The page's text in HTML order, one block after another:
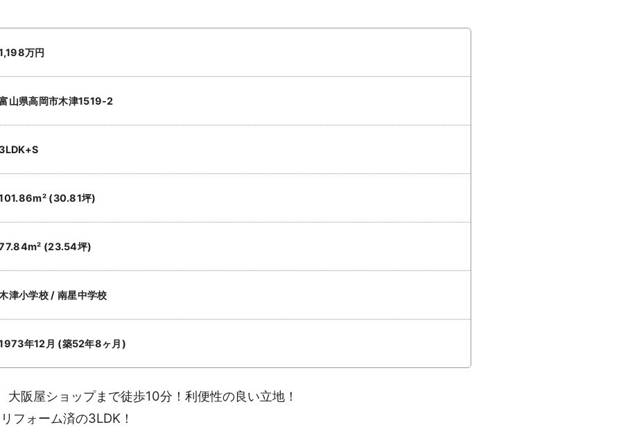
万円
山県高岡市木津1519-2
(30.81坪)
(23.54坪)
津小学校 / 南星中学校
年12月 (築52年8ヶ月)
阪屋ショップまで徒歩10分！利便性の良い立地！
フォーム済の3LDK！